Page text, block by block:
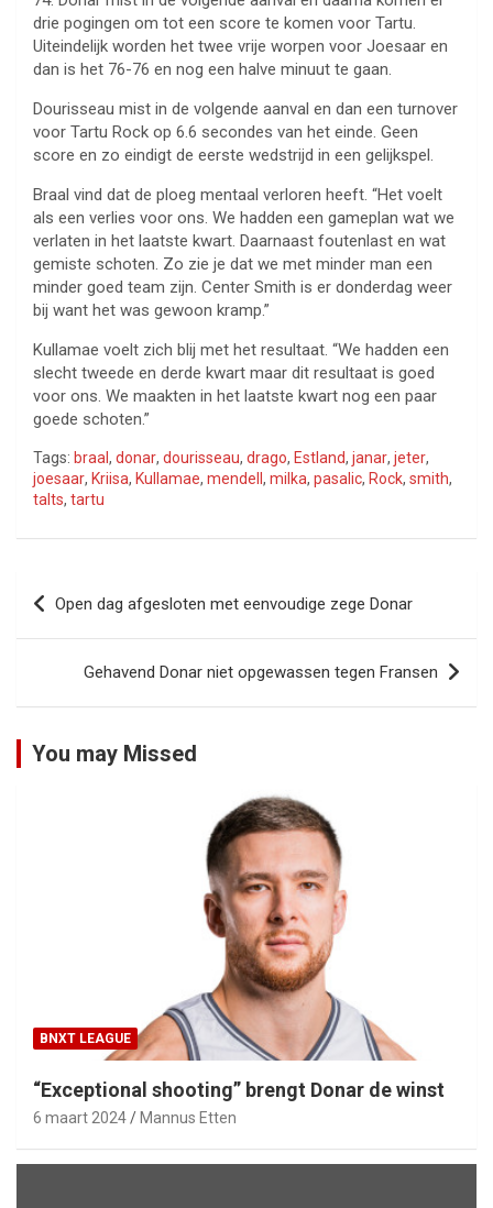
drie pogingen om tot een score te komen voor Tartu.
Uiteindelijk worden het twee vrije worpen voor Joesaar en
dan is het 76-76 en nog een halve minuut te gaan.
Dourisseau mist in de volgende aanval en dan een turnover
voor Tartu Rock op 6.6 secondes van het einde. Geen
score en zo eindigt de eerste wedstrijd in een gelijkspel.
Braal vind dat de ploeg mentaal verloren heeft. “Het voelt
als een verlies voor ons. We hadden een gameplan wat we
verlaten in het laatste kwart. Daarnaast foutenlast en wat
gemiste schoten. Zo zie je dat we met minder man een
minder goed team zijn. Center Smith is er donderdag weer
bij want het was gewoon kramp.”
Kullamae voelt zich blij met het resultaat. “We hadden een
slecht tweede en derde kwart maar dit resultaat is goed
voor ons. We maakten in het laatste kwart nog een paar
goede schoten.”
Tags: braal, donar, dourisseau, drago, Estland, janar, jeter,
joesaar, Kriisa, Kullamae, mendell , milka, pasalic, Rock, smith,
talts, tartu
Bericht
navigatie
Open dag afgesloten met eenvoudige zege Donar
Gehavend Donar niet opgewassen tegen Fransen
You may Missed
BNXT LEAGUE
“Exceptional shooting” brengt Donar de winst
6 maart 2024 Mannus Etten